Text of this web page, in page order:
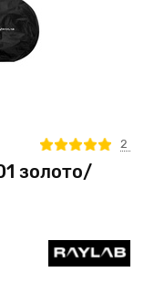
золото/
2